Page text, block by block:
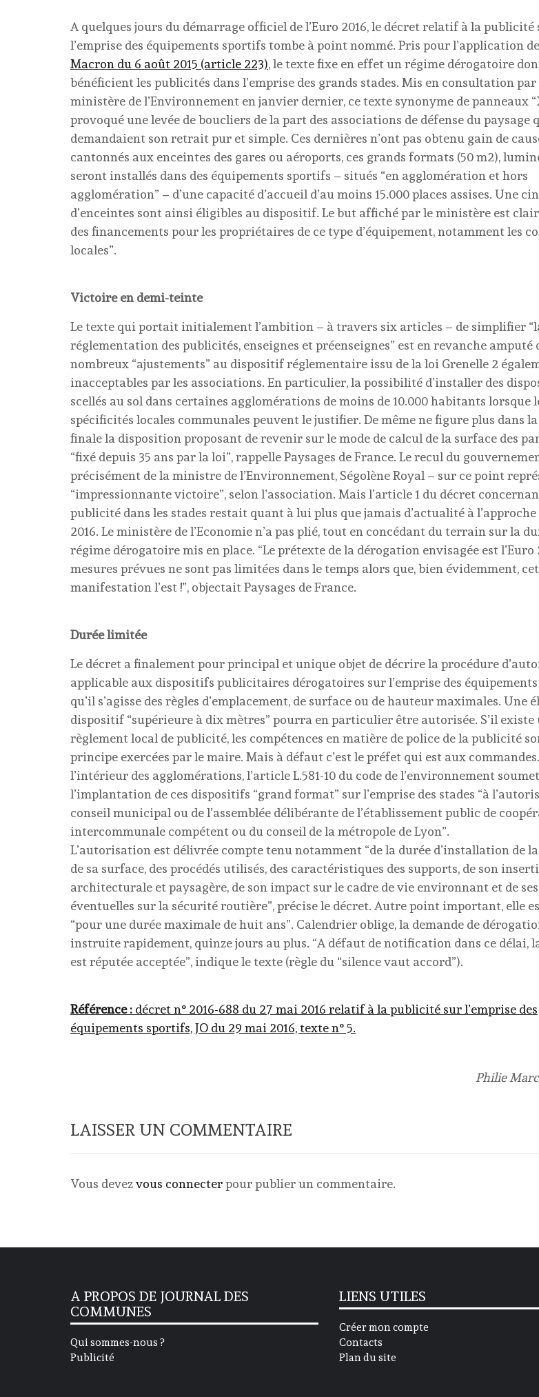
A quelques jours du démarrage officiel de l’Euro 2016, le décret relatif à la publicité
l’emprise des équipements sportifs tombe à point nommé. Pris pour l’application
Macron du 6 août 2015 (article 223), le texte fixe en effet un régime dérogatoire
bénéficient les publicités dans l’emprise des grands stades. Mis en consultation par
ministère de l’Environnement en janvier dernier, ce texte synonyme de panneaux
provoqué une levée de boucliers de la part des associations de défense du paysage
demandaient son retrait pur et simple. Ces dernières n’ont pas obtenu gain de
cantonnés aux enceintes des gares ou aéroports, ces grands formats (50 m2),
seront installés dans des équipements sportifs – situés “en agglomération et hors
agglomération” – d’une capacité d’accueil d’au moins 15.000 places assises. Une
d’enceintes sont ainsi éligibles au dispositif. Le but affiché par le ministère est clair
des financements pour les propriétaires de ce type d’équipement, notamment les
locales”.
Victoire en demi-teinte
Le texte qui portait initialement l’ambition – à travers six articles – de simplifier
réglementation des publicités, enseignes et préenseignes” est en revanche amputé
nombreux “ajustements” au dispositif réglementaire issu de la loi Grenelle 2
inacceptables par les associations. En particulier, la possibilité d’installer des
scellés au sol dans certaines agglomérations de moins de 10.000 habitants lorsque
spécificités locales communales peuvent le justifier. De même ne figure plus dans
finale la disposition proposant de revenir sur le mode de calcul de la surface des
“fixé depuis 35 ans par la loi”, rappelle Paysages de France. Le recul du
précisément de la ministre de l’Environnement, Ségolène Royal – sur ce point
“impressionnante victoire”, selon l’association. Mais l’article 1 du décret
publicité dans les stades restait quant à lui plus que jamais d’actualité à l’approche
2016. Le ministère de l’Economie n’a pas plié, tout en concédant du terrain sur la
régime dérogatoire mis en place. “Le prétexte de la dérogation envisagée est l’Euro
mesures prévues ne sont pas limitées dans le temps alors que, bien évidemment,
manifestation l’est !”, objectait Paysages de France.
Durée limitée
Le décret a finalement pour principal et unique objet de décrire la procédure
applicable aux dispositifs publicitaires dérogatoires sur l’emprise des
qu’il s’agisse des règles d’emplacement, de surface ou de hauteur maximales. Une
dispositif “supérieure à dix mètres” pourra en particulier être autorisée. S’il existe
règlement local de publicité, les compétences en matière de police de la publicité
principe exercées par le maire. Mais à défaut c’est le préfet qui est aux
l’intérieur des agglomérations, l’article L.581-10 du code de l’environnement
l’implantation de ces dispositifs “grand format” sur l’emprise des stades “à
conseil municipal ou de l’assemblée délibérante de l’établissement public de
intercommunale compétent ou du conseil de la métropole de Lyon”.
L’autorisation est délivrée compte tenu notamment “de la durée d’installation de
de sa surface, des procédés utilisés, des caractéristiques des supports, de son
architecturale et paysagère, de son impact sur le cadre de vie environnant et de
éventuelles sur la sécurité routière”, précise le décret. Autre point important, elle
“pour une durée maximale de huit ans”. Calendrier oblige, la demande de
instruite rapidement, quinze jours au plus. “A défaut de notification dans ce délai,
est réputée acceptée”, indique le texte (règle du “silence vaut accord”).
Référence : décret n° 2016-688 du 27 mai 2016 relatif à la publicité sur l’emprise des
équipements sportifs, JO du 29 mai 2016, texte n° 5.
Philie
LAISSER UN COMMENTAIRE
Vous devezvous connecterpour publier un commentaire.
A PROPOS DE JOURNAL DES
COMMUNES
Qui sommes-nous ?
Publicité
LIENS UTILES
Créer mon compte
Contacts
Plan du site